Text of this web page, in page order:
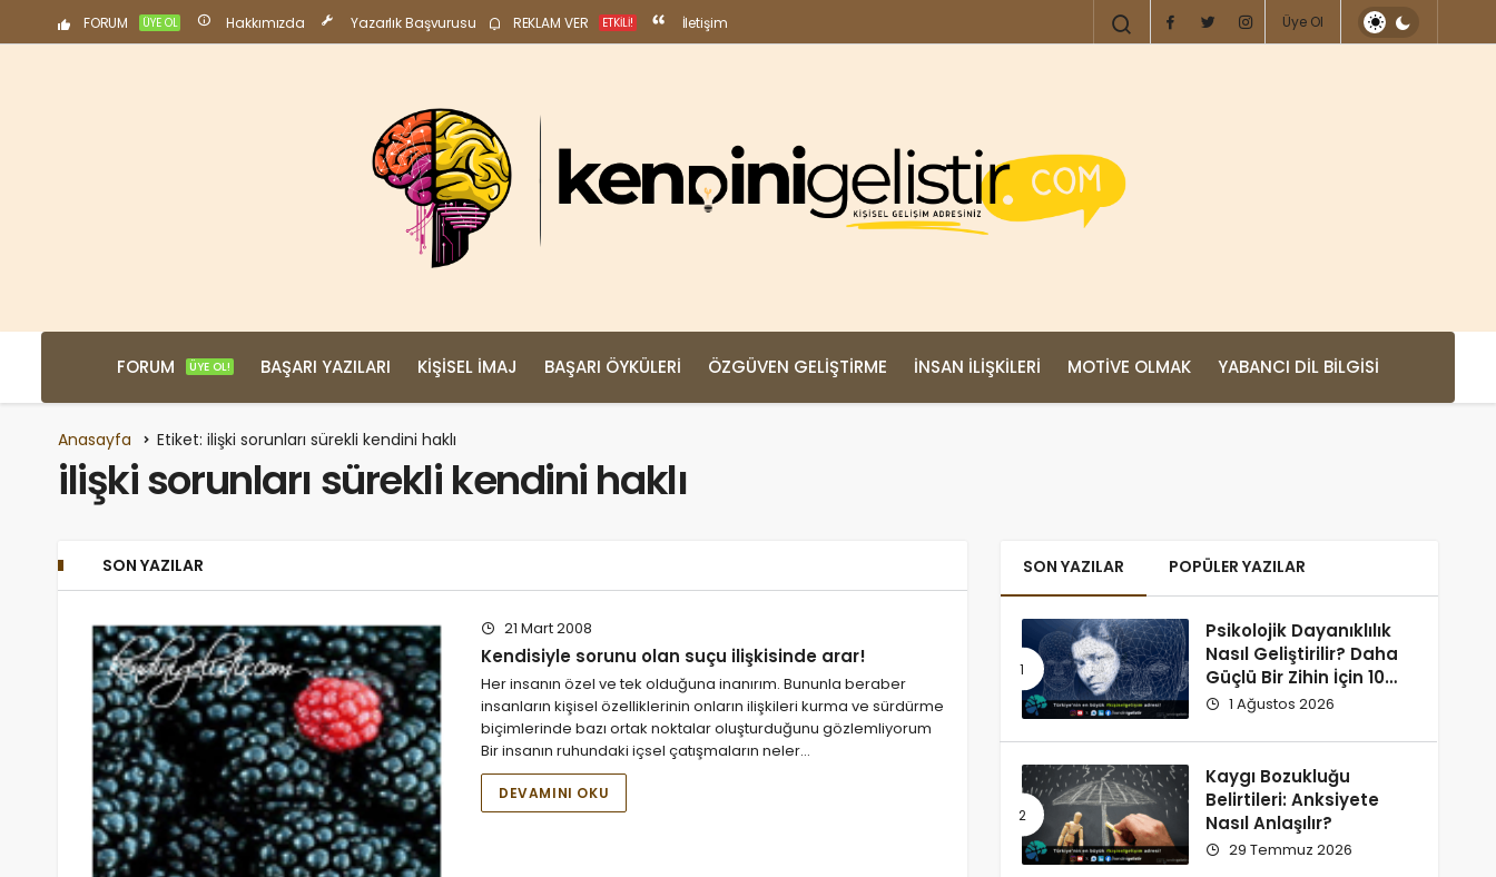
FORUM ÜYE OL Hakkımızda Yazarlık Başvurusu REKLAM VER ETKILI! İletişim Üye Ol
FORUM ÜYE OL! BAŞARI YAZILARI KIŞISEL İMAJ BAŞARI ÖYKÜLERI ÖZGÜVEN GELIŞTIRME İNSAN İLIŞKILERI MOTIVE OLMAK YABANCI DIL BILGISI
Anasayfa Etiket: ilişki sorunları sürekli kendini haklı
ilişki sorunları sürekli kendini haklı
SON YAZILAR
21 Mart 2008
Kendisiyle sorunu olan suçu ilişkisinde arar!
Her insanın özel ve tek olduğuna inanırım. Bununla beraber
insanların kişisel özelliklerinin onların ilişkileri kurma ve sürdürme
biçimlerinde bazı ortak noktalar oluşturduğunu gözlemliyorum
Bir insanın ruhundaki içsel çatışmaların neler…
DEVAMINI OKU
SON YAZILAR POPÜLER YAZILAR
Psikolojik Dayanıklılık
Nasıl Geliştirilir? Daha
Güçlü Bir Zihin İçin 10
Alışkanlık
1 Ağustos 2026
Kaygı Bozukluğu
Belirtileri: Anksiyete
Nasıl Anlaşılır?
29 Temmuz 2026